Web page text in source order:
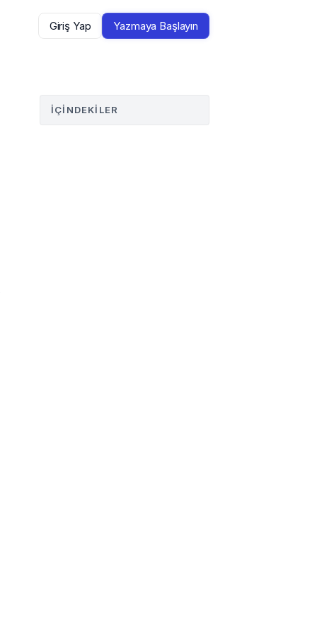
Giriş Yap Yazmaya Başlayın
İÇINDEKILER